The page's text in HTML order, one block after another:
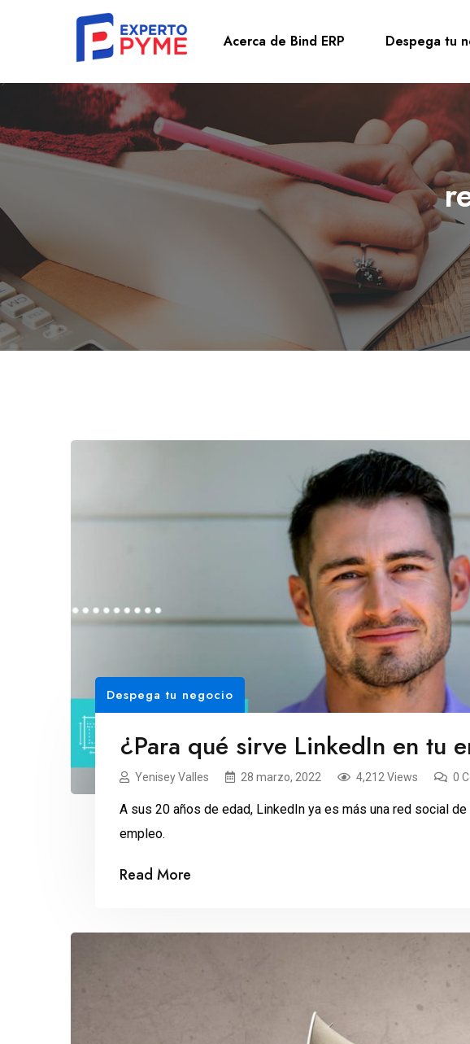
Acerca de Bind ERP Despega tu
Despega tu negocio
¿Para qué sirve LinkedIn en tu
Yenisey Valles 28 marzo, 2022 4,212 Views 0
A sus 20 años de edad, LinkedIn ya es más una red social
empleo.
Read More